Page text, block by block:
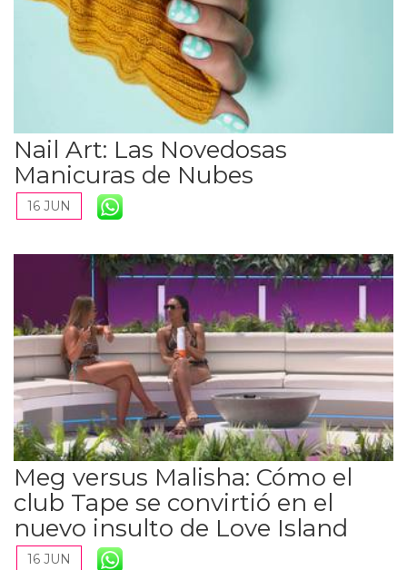
Nail Art: Las Novedosas
Manicuras de Nubes
16 JUN
Meg versus Malisha: Cómo el
club Tape se convirtió en el
nuevo insulto de Love Island
16 JUN